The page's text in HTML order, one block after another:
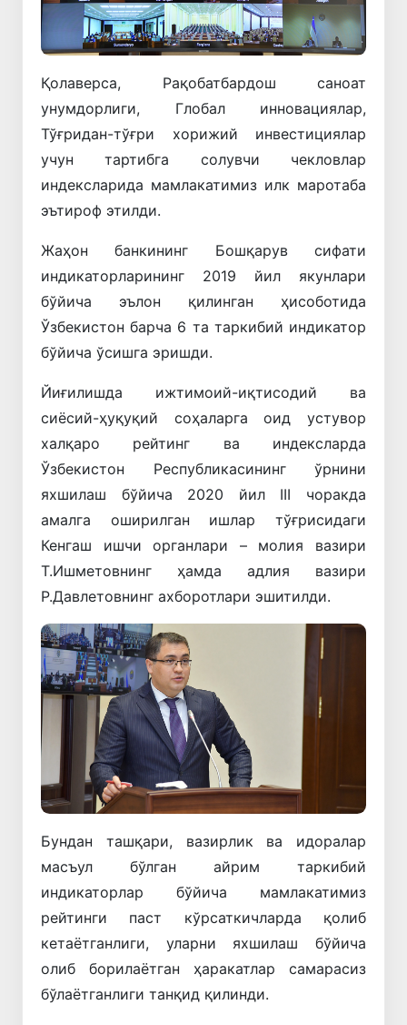
Қолаверса, Рақобатбардош саноат
унумдорлиги, Глобал инновациялар,
Тўғридан-тўғри хорижий инвестициялар
учун тартибга солувчи чекловлар
индексларида мамлакатимиз илк маротаба
эътироф этилди.
Жаҳон банкининг Бошқарув сифати
индикаторларининг 2019 йил якунлари
бўйича эълон қилинган ҳисоботида
Ўзбекистон барча 6 та таркибий индикатор
бўйича ўсишга эришди.
Йиғилишда ижтимоий-иқтисодий ва
сиёсий-ҳуқуқий соҳаларга оид устувор
халқаро рейтинг ва индексларда
Ўзбекистон Республикасининг ўрнини
яхшилаш бўйича 2020 йил III чоракда
амалга оширилган ишлар тўғрисидаги
Кенгаш ишчи органлари – молия вазири
Т.Ишметовнинг ҳамда адлия вазири
Р.Давлетовнинг ахборотлари эшитилди.
Бундан ташқари, вазирлик ва идоралар
масъул бўлган айрим таркибий
индикаторлар бўйича мамлакатимиз
рейтинги паст кўрсаткичларда қолиб
кетаётганлиги, уларни яхшилаш бўйича
олиб борилаётган ҳаракатлар самарасиз
бўлаётганлиги танқид қилинди.